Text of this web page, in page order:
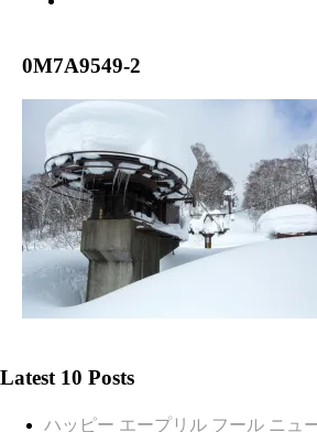
0M7A9549-2
Latest 10 Posts
ハッピー エープリル フール ニュ